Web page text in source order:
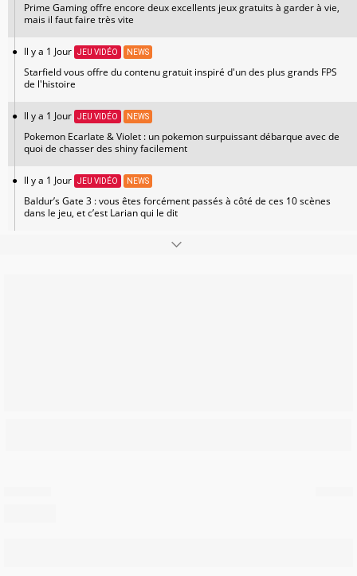
Prime Gaming offre encore deux excellents jeux gratuits à garder à vie,
mais il faut faire très vite
Il y a 1 Jour JEU VIDÉO NEWS
Starfield vous offre du contenu gratuit inspiré d'un des plus grands FPS
de l'histoire
Il y a 1 Jour JEU VIDÉO NEWS
Pokemon Ecarlate & Violet : un pokemon surpuissant débarque avec de
quoi de chasser des shiny facilement
Il y a 1 Jour JEU VIDÉO NEWS
Baldur’s Gate 3 : vous êtes forcément passés à côté de ces 10 scènes
dans le jeu, et c’est Larian qui le dit